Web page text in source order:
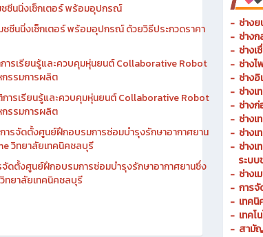
ชีนนิ่งเซ็กเตอร์ พร้อมอุปกรณ์
ชีนนิ่งเซ็กเตอร์ พร้อมอุปกรณ์ ด้วยวิธีประกวดราคา
รเรียนรู้และควบคุมหุ่นยนต์ Collaborative Robot
กรรมการผลิต
ารเรียนรู้และควบคุมหุ่นยนต์ Collaborative Robot
กรรมการผลิต
ารจัดตั้งศูนย์ฝึกอบรมการซ่อมบำรุงรักษาอากาศยาน
วิทยาลัยเทคนิคชลบุรี
ดตั้งศูนย์ฝึกอบรมการซ่อมบำรุงรักษาอากาศยานซึ่ง
ทยาลัยเทคนิคชลบุรี
- ช่าง
- ช่างก
- ช่างเ
- ช่างไ
- ช่าง
- ช่าง
- ช่าง
- ช่าง
- ช่างเ
- ช่าง
ระบบ
- ช่าง
- การ
- เทค
- เทคโ
- สามั